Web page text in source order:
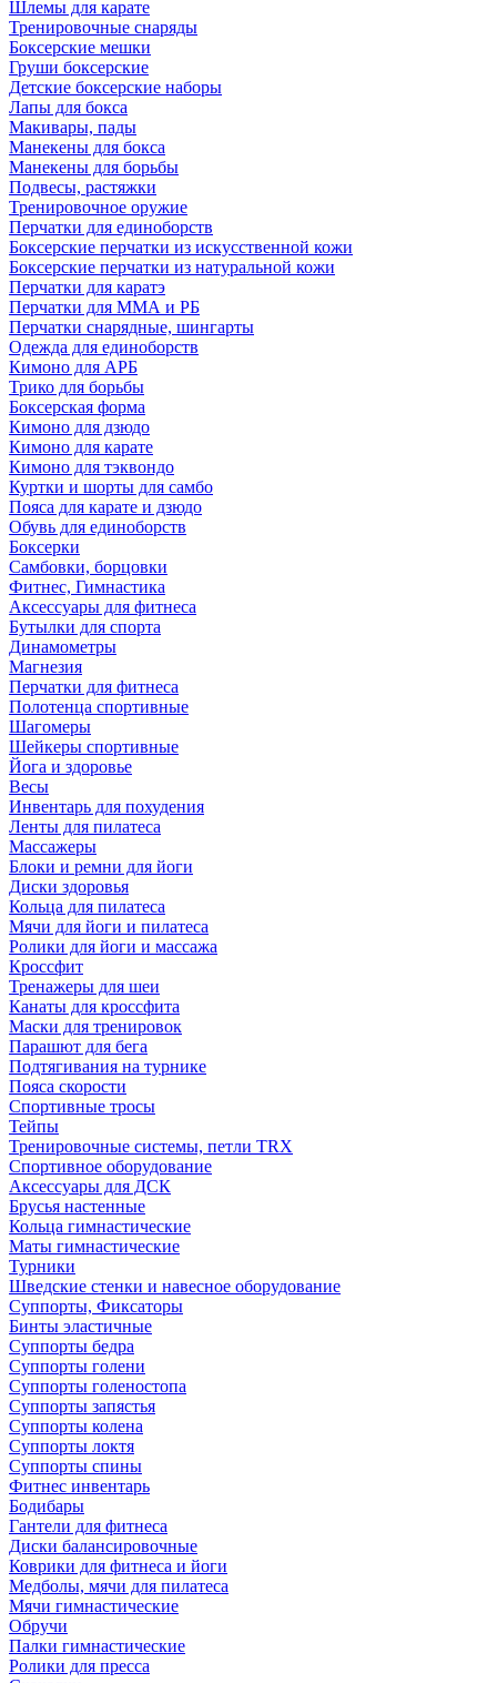
Шлемы для карате
Тренировочные снаряды
Боксерские мешки
Груши боксерские
Детские боксерские наборы
Лапы для бокса
Макивары, пады
Манекены для бокса
Манекены для борьбы
Подвесы, растяжки
Тренировочное оружие
Перчатки для единоборств
Боксерские перчатки из искусственной кожи
Боксерские перчатки из натуральной кожи
Перчатки для каратэ
Перчатки для ММА и РБ
Перчатки снарядные, шингарты
Одежда для единоборств
Кимоно для АРБ
Трико для борьбы
Боксерская форма
Кимоно для дзюдо
Кимоно для карате
Кимоно для тэквондо
Куртки и шорты для самбо
Пояса для карате и дзюдо
Обувь для единоборств
Боксерки
Самбовки, борцовки
Фитнес, Гимнастика
Аксессуары для фитнеса
Бутылки для спорта
Динамометры
Магнезия
Перчатки для фитнеса
Полотенца спортивные
Шагомеры
Шейкеры спортивные
Йога и здоровье
Весы
Инвентарь для похудения
Ленты для пилатеса
Массажеры
Блоки и ремни для йоги
Диски здоровья
Кольца для пилатеса
Мячи для йоги и пилатеса
Ролики для йоги и массажа
Кроссфит
Тренажеры для шеи
Канаты для кроссфита
Маски для тренировок
Парашют для бега
Подтягивания на турнике
Пояса скорости
Спортивные тросы
Тейпы
Тренировочные системы, петли TRX
Спортивное оборудование
Аксессуары для ДСК
Брусья настенные
Кольца гимнастические
Маты гимнастические
Турники
Шведские стенки и навесное оборудование
Суппорты, Фиксаторы
Бинты эластичные
Суппорты бедра
Суппорты голени
Суппорты голеностопа
Суппорты запястья
Суппорты колена
Суппорты локтя
Суппорты спины
Фитнес инвентарь
Бодибары
Гантели для фитнеса
Диски балансировочные
Коврики для фитнеса и йоги
Медболы, мячи для пилатеса
Мячи гимнастические
Обручи
Палки гимнастические
Ролики для пресса